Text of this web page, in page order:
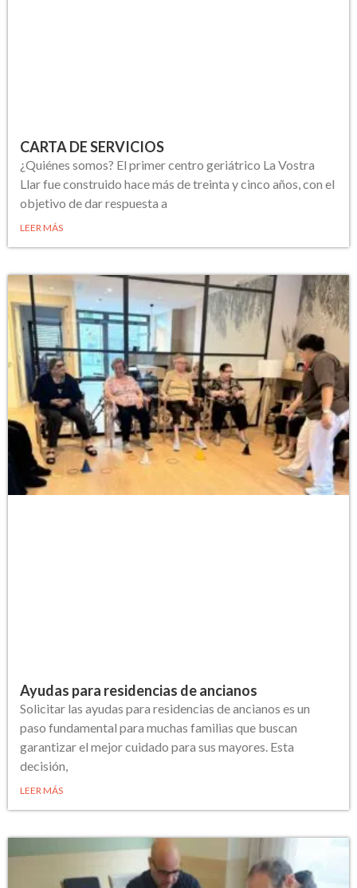
CARTA DE SERVICIOS
¿Quiénes somos? El primer centro geriátrico La Vostra
Llar fue construido hace más de treinta y cinco años, con el
objetivo de dar respuesta a
LEER MÁS
Ayudas para residencias de ancianos
Solicitar las ayudas para residencias de ancianos es un
paso fundamental para muchas familias que buscan
garantizar el mejor cuidado para sus mayores. Esta
decisión,
LEER MÁS